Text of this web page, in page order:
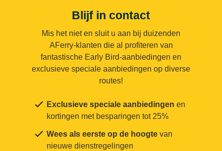
Blijf in contact
Mis het niet en sluit u aan bij duizenden
AFerry-klanten die al profiteren van
fantastische Early Bird-aanbiedingen en
exclusieve speciale aanbiedingen op diverse
routes!
Exclusieve speciale aanbiedingen en
kortingen met besparingen tot 25%
Wees als eerste op de hoogte van
nieuwe dienstregelingen